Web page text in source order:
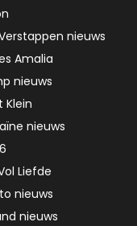
nieuws
Amalia
nieuws
Klein
nieuws
Liefde
nieuws
nieuws